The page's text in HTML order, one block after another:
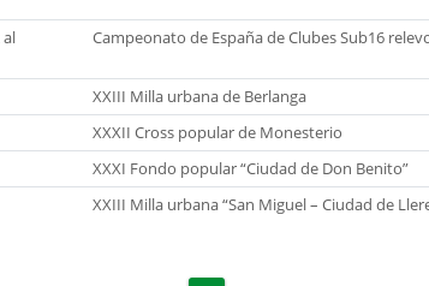
al
Campeonato de España de Clubes Sub16
XXIII Milla urbana de Berlanga
XXXII Cross popular de Monesterio
XXXI Fondo popular “Ciudad de Don Benito”
XXIII Milla urbana “San Miguel – Ciudad de